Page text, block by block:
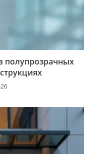
полупрозрачных